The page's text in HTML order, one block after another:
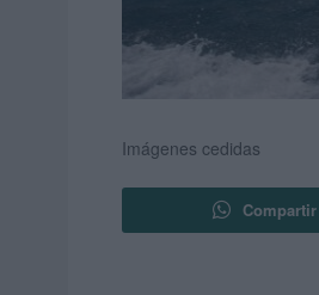
Imágenes cedidas